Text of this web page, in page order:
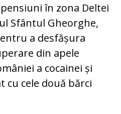
în zona Deltei
Sfântul Gheorghe,
a desfășura
din apele
a cocainei și
cu cele două bărci